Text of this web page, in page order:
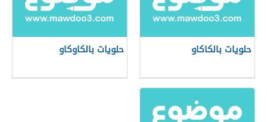
حلويات بالكاكاو حلويات بالكاوكاو